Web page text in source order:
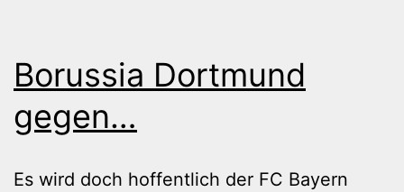
Borussia Dortmund
gegen…
Es wird doch hoffentlich der FC Bayern